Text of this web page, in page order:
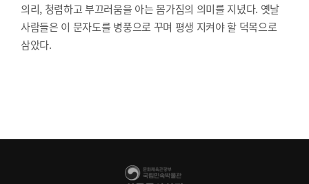
의리, 청렴하고 부끄러움을 아는 몸가짐의 의미를 지녔다. 옛날
사람들은 이 문자도를 병풍으로 꾸며 평생 지켜야 할 덕목으로
삼았다.